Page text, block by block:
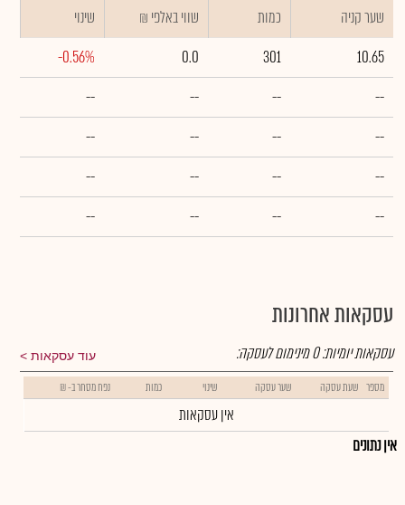
שער קניה כמות ₪ שווי באלפי
שינוי
10.65
301
0.0
-0.56%
--
--
--
--
--
--
--
--
--
--
--
--
--
--
--
--
עסקאות אחרונות
עוד עסקאות עסקאות יומיות:0מינימום לעסקה:
מספר שעת עסקה שער עסקה שינוי כמות נפח מסחר ב- ₪
אין עסקאות
אין נתונים